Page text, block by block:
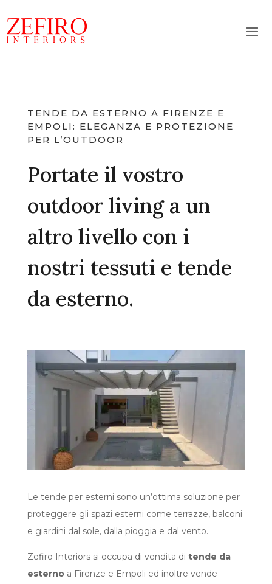
TENDE DA ESTERNO A FIRENZE E
EMPOLI: ELEGANZA E PROTEZIONE
PER L’OUTDOOR
Portate il vostro
outdoor living a un
altro livello con i
nostri tessuti e tende
da esterno.
Le tende per esterni sono un’ottima soluzione per
proteggere gli spazi esterni come terrazze, balconi
e giardini dal sole, dalla pioggia e dal vento.
Zefiro Interiors si occupa di vendita di tende da
esternoa Firenze e Empoli ed inoltre vende